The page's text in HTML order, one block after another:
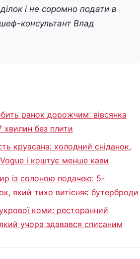
і не соромно подати в
консультант Влад
ранок дорожчим: вівсянка
без плити
круасана: холодний сніданок,
і коштує менше кави
із солоною подачею: 5-
який тихо витісняє бутерброди
коми: ресторанний
який учора здавався списаним